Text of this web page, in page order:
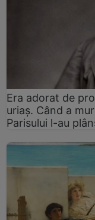
Era adorat de
uriaș. Când a
Parisului l-au